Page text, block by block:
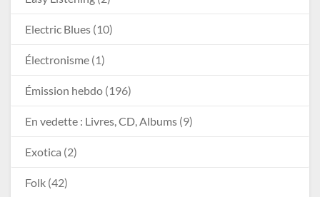
Electric Blues (10)
Électronisme (1)
Émission hebdo (196)
En vedette : Livres, CD, Albums (9)
Exotica (2)
Folk (42)